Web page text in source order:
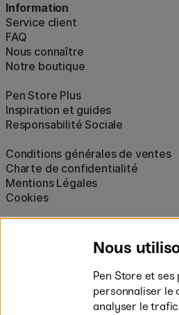
Information
Service client
FAQ
Nous connaître
Notre boutique
Pen Store Plus
Inspiration et guides
Responsabilité Sociale
Conditions générales de ventes
Charte de confidentialité
Mentions Légales
Cookies
Nous
Pen Store et
personnaliser le
analyser le